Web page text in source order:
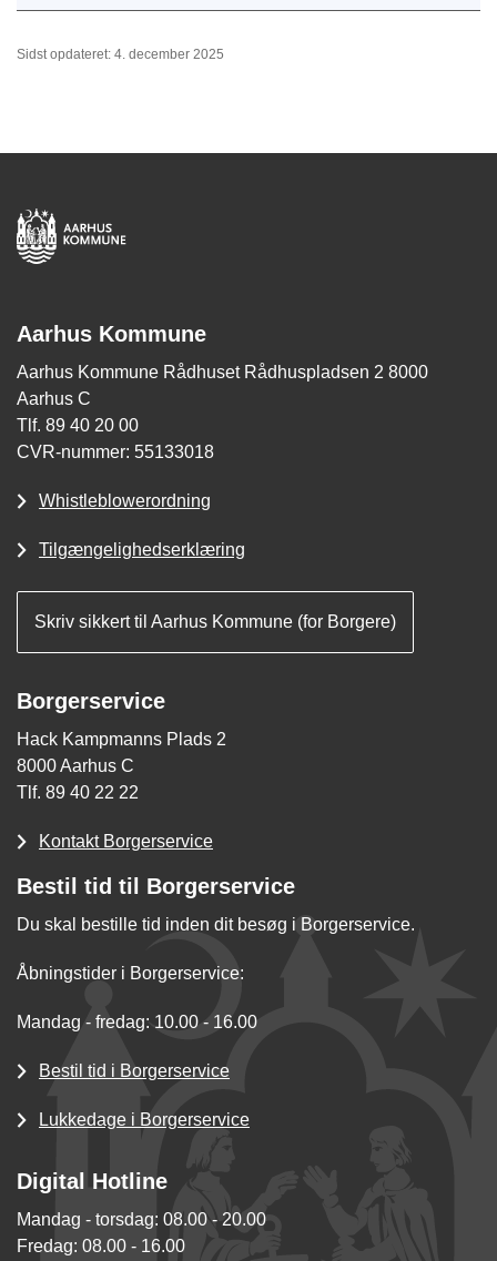
Sidst opdateret: 4. december 2025
Aarhus Kommune
Aarhus Kommune Rådhuset Rådhuspladsen 2 8000
Aarhus C
Tlf. 89 40 20 00
CVR-nummer: 55133018
Whistleblowerordning
Tilgængelighedserklæring
Skriv sikkert til Aarhus Kommune (for Borgere)
Borgerservice
Hack Kampmanns Plads 2
8000 Aarhus C
Tlf. 89 40 22 22
Kontakt Borgerservice
Bestil tid til Borgerservice
Du skal bestille tid inden dit besøg i Borgerservice.
Åbningstider i Borgerservice:
Mandag - fredag: 10.00 - 16.00
Bestil tid i Borgerservice
Lukkedage i Borgerservice
Digital Hotline
Mandag - torsdag: 08.00 - 20.00
Fredag: 08.00 - 16.00